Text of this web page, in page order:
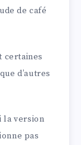
de café
certaines
d’autres
la version
pas